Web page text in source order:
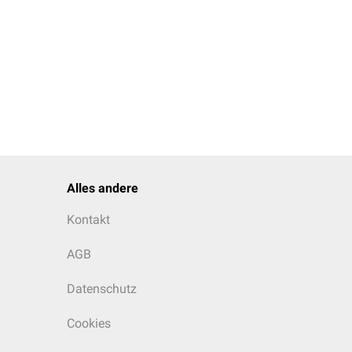
Patienten ohne
entspricht der
allmählich immer
Alles andere
Kontakt
AGB
Datenschutz
Cookies